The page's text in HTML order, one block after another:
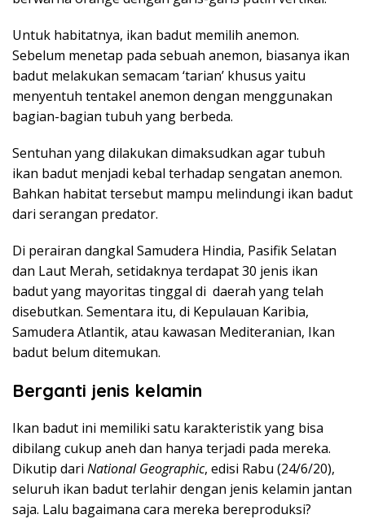
Untuk habitatnya, ikan badut memilih anemon.
Sebelum menetap pada sebuah anemon, biasanya ikan
badut melakukan semacam ‘tarian’ khusus yaitu
menyentuh tentakel anemon dengan menggunakan
bagian-bagian tubuh yang berbeda.
Sentuhan yang dilakukan dimaksudkan agar tubuh
ikan badut menjadi kebal terhadap sengatan anemon.
Bahkan habitat tersebut mampu melindungi ikan badut
dari serangan predator.
Di perairan dangkal Samudera Hindia, Pasifik Selatan
dan Laut Merah, setidaknya terdapat 30 jenis ikan
badut yang mayoritas tinggal di daerah yang telah
disebutkan. Sementara itu, di Kepulauan Karibia,
Samudera Atlantik, atau kawasan Mediteranian, Ikan
badut belum ditemukan.
Berganti jenis kelamin
Ikan badut ini memiliki satu karakteristik yang bisa
dibilang cukup aneh dan hanya terjadi pada mereka.
Dikutip dari National Geographic, edisi Rabu (24/6/20),
seluruh ikan badut terlahir dengan jenis kelamin jantan
saja. Lalu bagaimana cara mereka bereproduksi?